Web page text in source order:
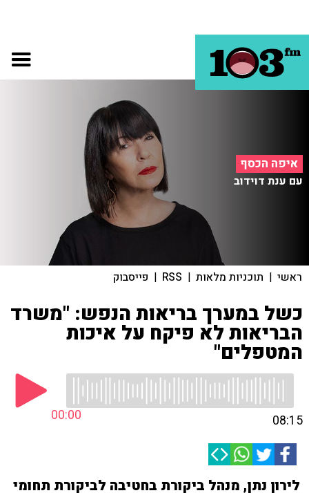
איפה הכסף
עם ענת דוידוב
ראשי | תוכניות מלאות |
RSS
| פייסבוק
כשל במערך בריאות הנפש: "משרד
הבריאות לא פיקח על איכות
המטפלים"
00:00 08:15
לירון נתן, מנהל ביקורת בחטיבה לביקורת תחומי